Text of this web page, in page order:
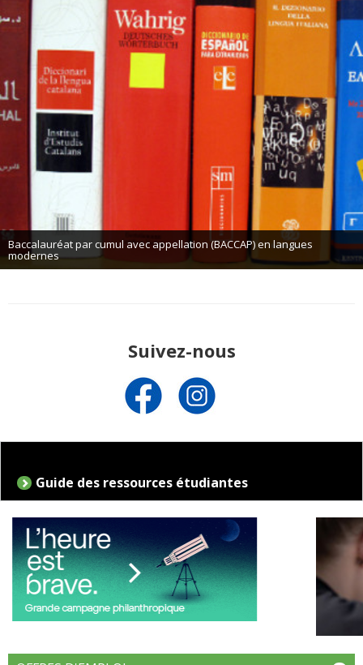
Études hispaniques
Baccalauréat par cumul avec appellation (BACCAP) en langues
Guide des ressources étudiantes